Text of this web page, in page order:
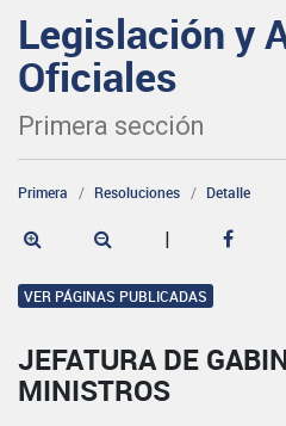
Legislación y
Oficiales
Primera sección
Primera Resoluciones Detalle
|
VER PÁGINAS PUBLICADAS
JEFATURA DE
MINISTROS